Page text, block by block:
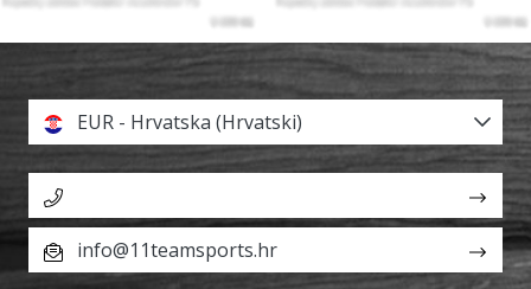
EUR - Hrvatska (Hrvatski)
info@11teamsports.hr